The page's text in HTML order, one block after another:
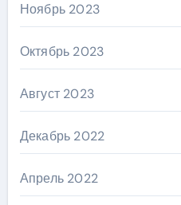
Ноябрь 2023
Октябрь 2023
Август 2023
Декабрь 2022
Апрель 2022